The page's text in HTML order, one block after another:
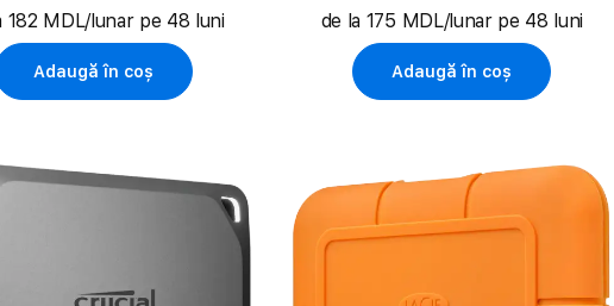
182 MDL/lunar pe 48 luni
Adaugă în coș
de la 175 MDL/lunar pe 48 luni
Adaugă în coș